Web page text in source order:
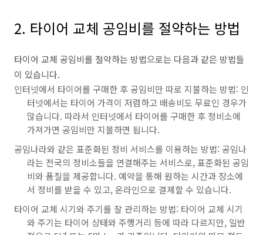
2. 타이어 교체 공임비를 절약하는 방법
타이어 교체 공임비를 절약하는 방법으로는 다음과 같은 방법들
이 있습니다.
인터넷에서 타이어를 구매한 후 공임비만 따로 지불하는 방법: 인
터넷에서는 타이어 가격이 저렴하고 배송비도 무료인 경우가
많습니다. 따라서 인터넷에서 타이어를 구매한 후 정비소에
가져가면 공임비만 지불하면 됩니다.
공임나라와 같은 표준화된 정비 서비스를 이용하는 방법: 공임나
라는 전국의 정비소들을 연결해주는 서비스로, 표준화된 공임
비와 품질을 제공합니다. 예약을 통해 원하는 시간과 장소에
서 정비를 받을 수 있고, 온라인으로 결제할 수 있습니다.
타이어 교체 시기와 주기를 잘 관리하는 방법: 타이어 교체 시기
와 주기는 타이어 상태와 주행거리 등에 따라 다르지만, 일반